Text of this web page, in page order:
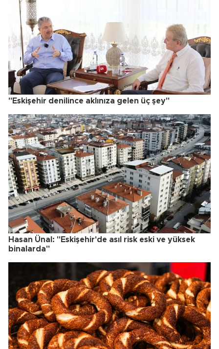
"Eskişehir denilince aklınıza gelen üç şey"
Hasan Ünal: "Eskişehir'de asıl risk eski ve yüksek
binalarda"